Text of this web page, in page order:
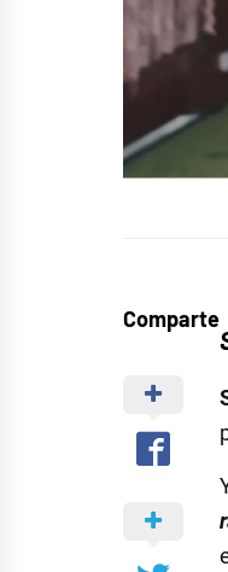
Comparte